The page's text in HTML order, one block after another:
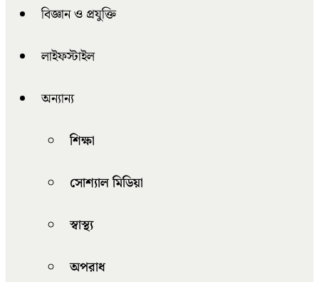
বিজ্ঞান ও প্রযুক্তি
লাইফস্টাইল
অন্যান্য
শিক্ষা
সোশ্যাল মিডিয়া
স্বাস্থ্য
অপরাধ